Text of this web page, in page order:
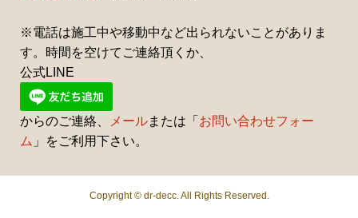
※電話は施工中や移動中など出られないことがありま
す。時間を空けてご連絡頂くか、
公式LINE
からのご連絡、 メールまたは「 お問い合わせフォー
ム 」をご利用下さい。
Copyright ©dr-decc. All Rights Reserved.